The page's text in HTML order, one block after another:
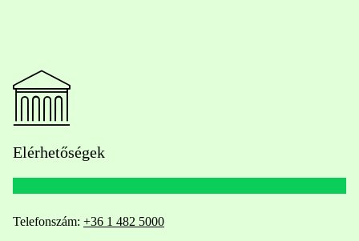
Elérhetőségek
Telefonszám: +36 1 482 5000